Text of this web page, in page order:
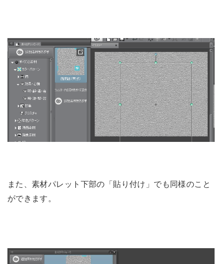
また、素材パレット下部の「貼り付け」でも同様のこと
ができます。